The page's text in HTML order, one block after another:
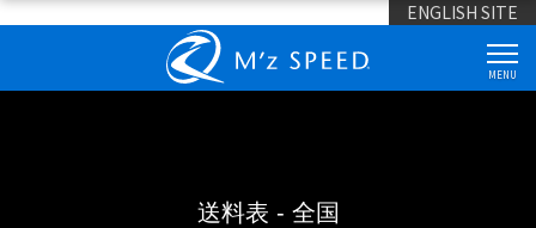
ENGLISH SITE
MENU
送料表 - 全国